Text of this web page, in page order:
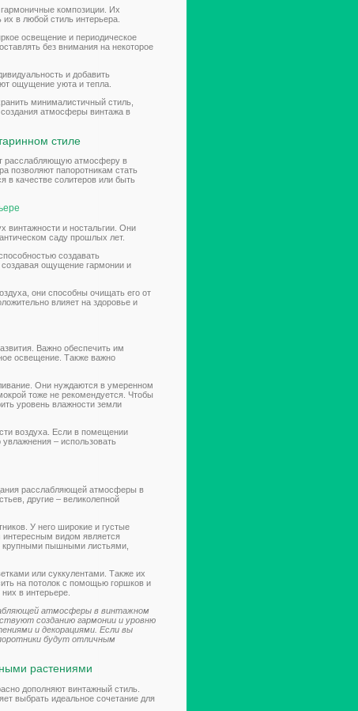
композиции. Их
в любой стиль интерьера.
освещение и периодическое
без внимания на некоторое
и добавить
ощущение уюта и тепла.
минималистичный стиль,
атмосферы винтажа в
стиле
расслабляющую атмосферу в
позволяют папоротникам стать
в качестве солитеров или быть
винтажности и ностальгии. Они
саду прошлых лет.
создавать
ощущение гармонии и
они способны очищать его от
влияет на здоровье и
Важно обеспечить им
освещение. Также важно
Они нуждаются в умеренном
тоже не рекомендуется. Чтобы
уровень влажности земли
воздуха. Если в помещении
– использовать
расслабляющей атмосферы в
другие – великолепной
У него широкие и густые
интересным видом является
крупными пышными листьями,
или суккулентами. Также их
на потолок с помощью горшков и
в интерьере.
атмосферы в винтажном
созданию гармонии и уровню
и декорациями. Если вы
будут отличным
растениями
дополняют винтажный стиль.
выбрать идеальное сочетание для